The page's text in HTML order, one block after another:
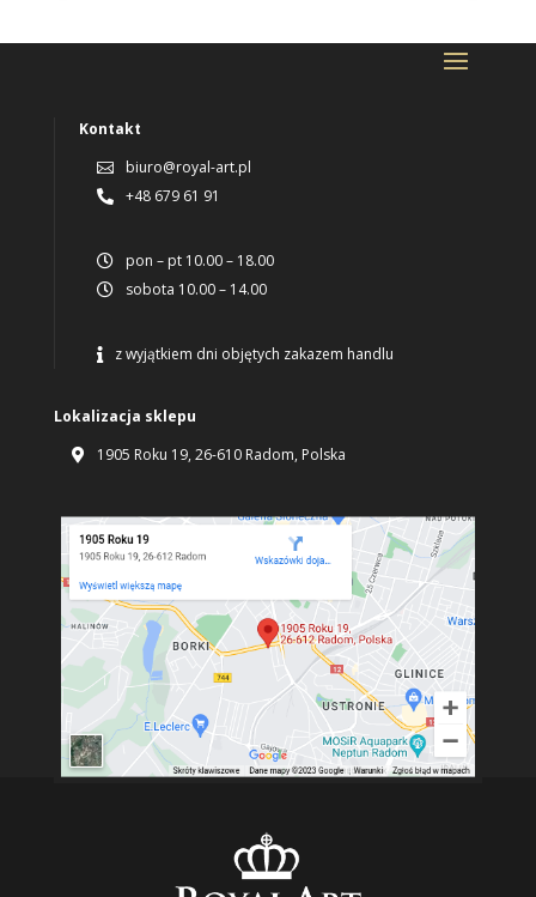
Kontakt
 biuro@royal-art.pl
 +48 679 61 91
 pon – pt 10.00 – 18.00
 sobota 10.00 – 14.00
 z wyjątkiem dni objętych zakazem handlu
Lokalizacja sklepu
 1905 Roku 19, 26-610 Radom, Polska